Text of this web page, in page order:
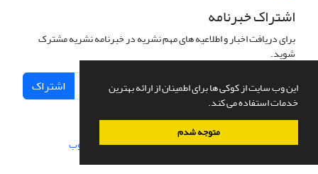
این وب سایت از کوکی ها برای اطمینان از ارائه بهترین
خدمات استفاده می کند.
متوجه شدم
اشتراک خبرنامه
برای دریافت اخبار و اطلاعیه های مهم نشریه در خبرنامه نشریه مشترک
شوید.
اشتراک
سامانه مدیریت نشریات علمی.طراحی و پیاده سازی از سیناوب